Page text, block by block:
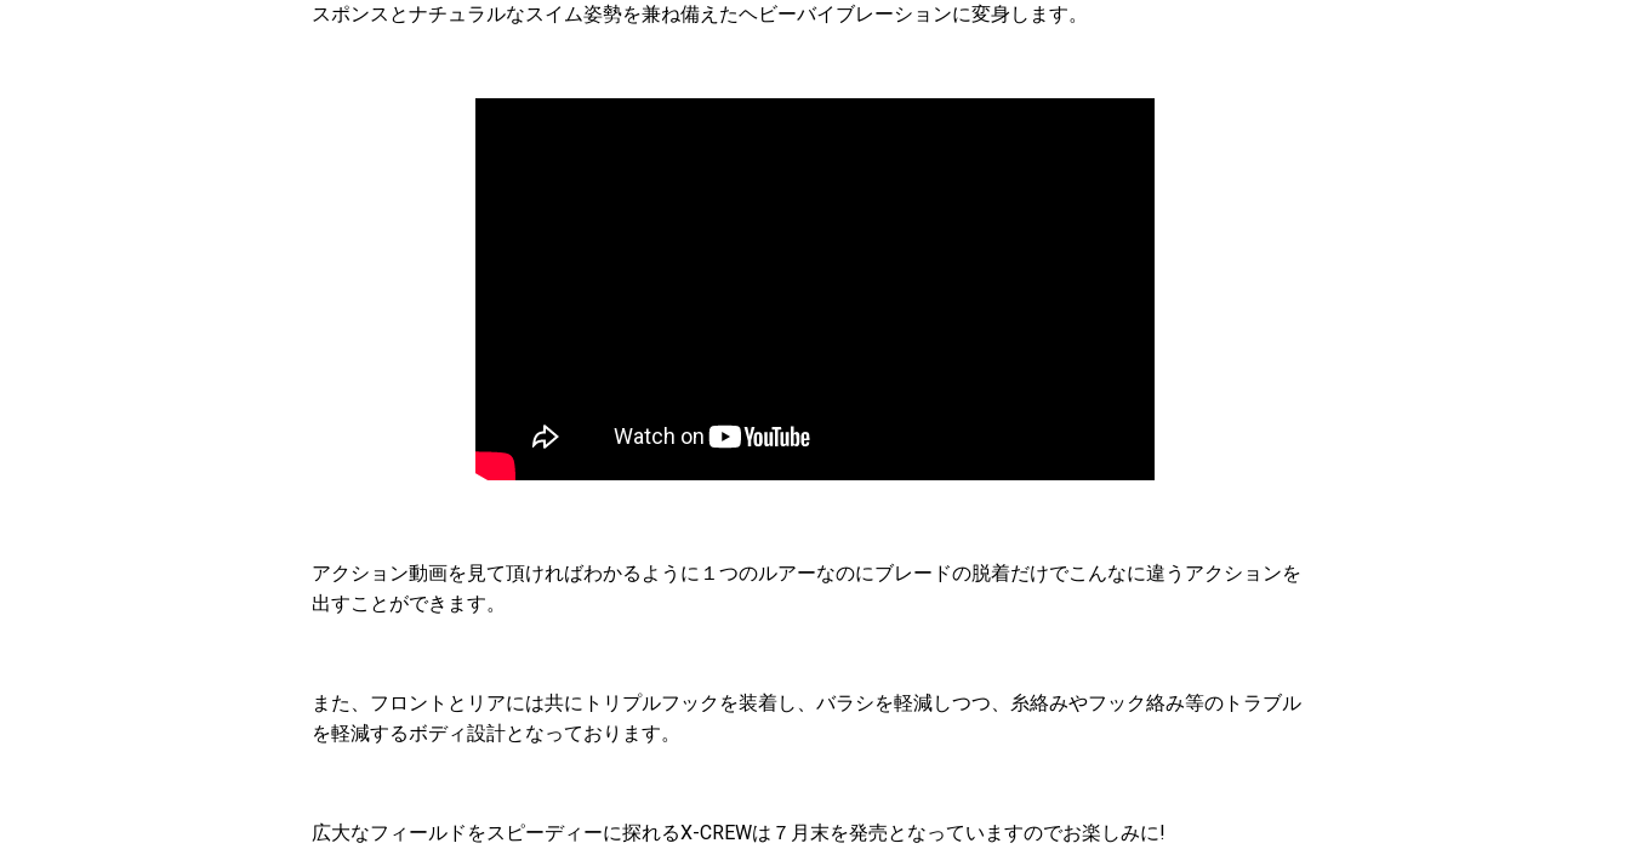
スポンスとナチュラルなスイム姿勢を兼ね備えたヘビーバイブレーションに変身します。
アクション動画を見て頂ければわかるように１つのルアーなのにブレードの脱着だけでこんなに違うアクションを
出すことができます。
また、フロントとリアには共にトリプルフックを装着し、バラシを軽減しつつ、糸絡みやフック絡み等のトラブル
を軽減するボディ設計となっております。
広大なフィールドをスピーディーに探れるX-CREWは７月末を発売となっていますのでお楽しみに!